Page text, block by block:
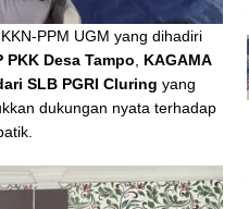
PPM UGM yang dihadiri
PKK Desa Tampo
KAGAMA
SLB PGRI Cluring yang
dukungan nyata terhadap